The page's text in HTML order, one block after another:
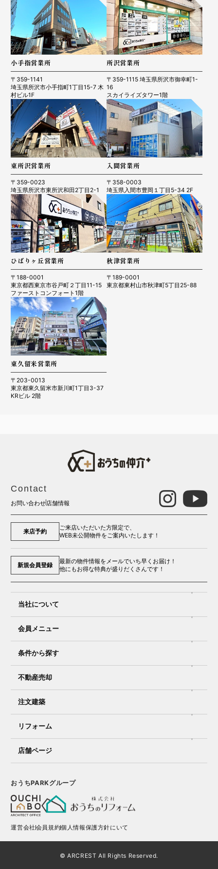
小手指営業所
〒359-1141
埼玉県所沢市小手指町1丁目15-7 木
村ビル1F
所沢営業所
〒359-1115 埼玉県所沢市御幸町1-
16
スカイライズタワー1階
東所沢営業所
〒359-0023
埼玉県所沢市東所沢和田2丁目2-1
入間営業所
〒358-0003
埼玉県入間市豊岡１丁目5-34 2F
ひばりヶ丘営業所
〒188-0001
東京都西東京市谷戸町２丁目11-15
ファーストコンフォート1階
秋津営業所
〒189-0001
東京都東村山市秋津町5丁目25-88
東久留米営業所
〒203-0013
東京都東久留米市新川町1丁目3-37
KRビル 2階
Contact
お問い合わせ 店舗情報
来店予約
ご来店いただいた方限定で、
WEB未公開物件をご案内いたします！
新規会員登録
最新の物件情報をメールでいち早くお届け！
他にもお得な特典が盛りだくさんです！
当社について
会員メニュー
条件から探す
不動産売却
注文建築
リフォーム
店舗ページ
おうちPARKグループ
運営会社会員規約個人情報保護方針にいて
© ARCREST All Rights Reserved.